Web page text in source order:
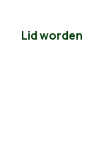
Lid worden